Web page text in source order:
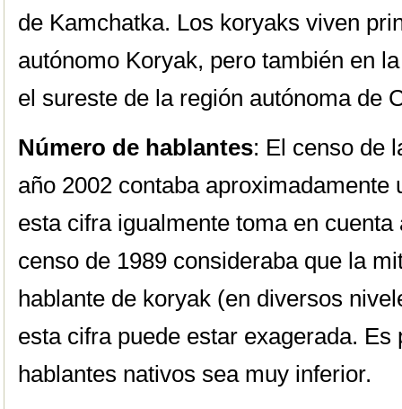
de Kamchatka. Los koryaks viven
autónomo Koryak, pero también en
el sureste de la región autónoma de
Número de hablantes: El censo de
año 2002 contaba aproximadamente
esta cifra igualmente toma en
censo de 1989 consideraba que la
hablante de koryak (en diversos
esta cifra puede estar exagerada.
hablantes nativos sea muy inferior.